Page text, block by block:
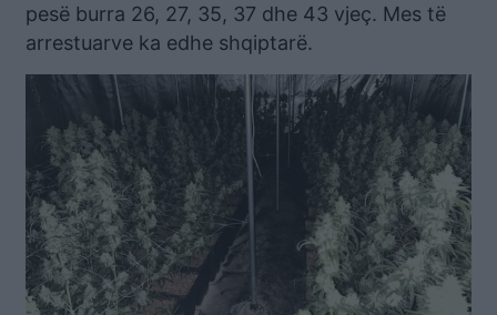
pesë burra 26, 27, 35, 37 dhe 43 vjeç. Mes të
arrestuarve ka edhe shqiptarë.